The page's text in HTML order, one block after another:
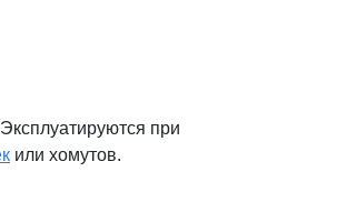
при
или хомутов.